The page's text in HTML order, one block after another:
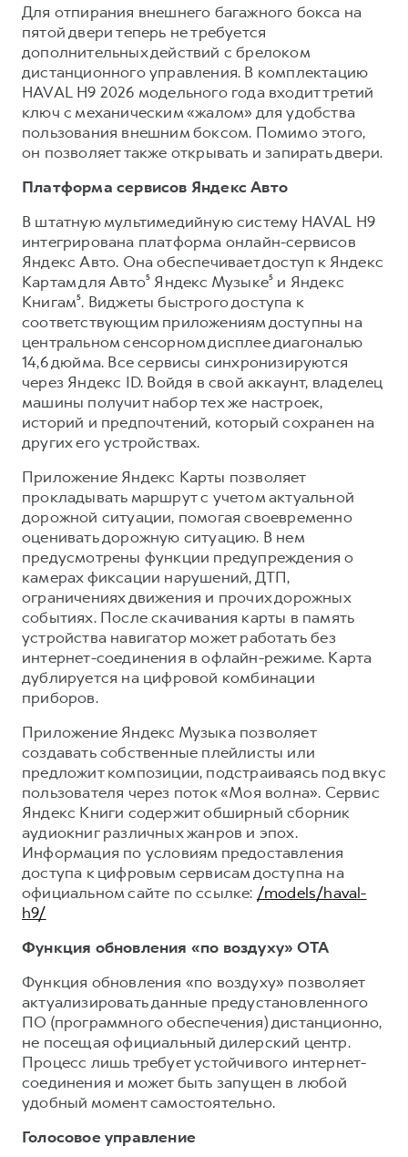
Для отпирания внешнего багажного бокса на
пятой двери теперь не требуется
дополнительных действий с брелоком
дистанционного управления. В комплектацию
HAVAL H9 2026 модельного года входит третий
ключ с механическим «жалом» для удобства
пользования внешним боксом. Помимо этого,
он позволяет также открывать и запирать двери.
Платформа сервисов Яндекс Авто
В штатную мультимедийную систему HAVAL H9
интегрирована платформа онлайн-сервисов
Яндекс Авто. Она обеспечивает доступ к Яндекс
Картам для Авто⁵ Яндекс Музыке⁵ и Яндекс
Книгам⁵. Виджеты быстрого доступа к
соответствующим приложениям доступны на
центральном сенсорном дисплее диагональю
14,6 дюйма. Все сервисы синхронизируются
через Яндекс ID. Войдя в свой аккаунт, владелец
машины получит набор тех же настроек,
историй и предпочтений, который сохранен на
других его устройствах.
Приложение Яндекс Карты позволяет
прокладывать маршрут с учетом актуальной
дорожной ситуации, помогая своевременно
оценивать дорожную ситуацию. В нем
предусмотрены функции предупреждения о
камерах фиксации нарушений, ДТП,
ограничениях движения и прочих дорожных
событиях. После скачивания карты в память
устройства навигатор может работать без
интернет-соединения в офлайн-режиме. Карта
дублируется на цифровой комбинации
приборов.
Приложение Яндекс Музыка позволяет
создавать собственные плейлисты или
предложит композиции, подстраиваясь под вкус
пользователя через поток «Моя волна». Сервис
Яндекс Книги содержит обширный сборник
аудиокниг различных жанров и эпох.
Информация по условиям предоставления
доступа к цифровым сервисам доступна на
официальном сайте по ссылке: /models/haval-
h9/
Функция обновления «по воздуху» OTA
Функция обновления «по воздуху» позволяет
актуализировать данные предустановленного
ПО (программного обеспечения) дистанционно,
не посещая официальный дилерский центр.
Процесс лишь требует устойчивого интернет-
соединения и может быть запущен в любой
удобный момент самостоятельно.
Голосовое управление